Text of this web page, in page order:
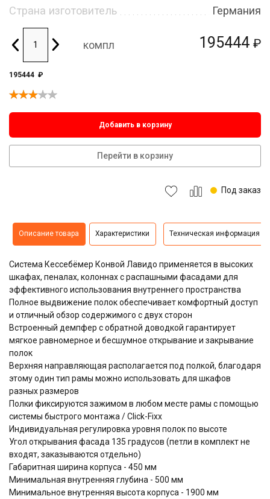
195444 ₽
Страна изготовитель
Германия
компл
195444 ₽
Добавить в корзину
Перейти в корзину
Под заказ
Описание товара Характеристики Техническая информация
Система Кессебёмер Конвой Лавидо применяется в высоких
шкафах, пеналах, колоннах с распашными фасадами для
эффективного использования внутреннего пространства
Полное выдвижение полок обеспечивает комфортный доступ
и отличный обзор содержимого с двух сторон
Встроенный демпфер с обратной доводкой гарантирует
мягкое равномерное и бесшумное открывание и закрывание
полок
Верхняя направляющая располагается под полкой, благодаря
этому один тип рамы можно использовать для шкафов
разных размеров
Полки фиксируются зажимом в любом месте рамы с помощью
системы быстрого монтажа / Click-Fixx
Индивидуальная регулировка уровня полок по высоте
Угол открывания фасада 135 градусов (петли в комплект не
входят, заказываются отдельно)
Габаритная ширина корпуса - 450 мм
Минимальная внутренняя глубина - 500 мм
Минимальное внутренняя высота корпуса - 1900 мм